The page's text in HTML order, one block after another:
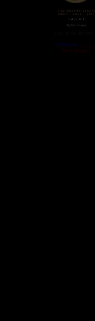
1 OZ QUEEN’S BEASTS
GREIF | GOLD | 2017
5.425,92 €
Goldmünzen
Weiterlesen
Nicht auf Lager